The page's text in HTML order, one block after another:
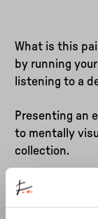
What is this
by running
listening to a
Presenting an
to mentally
collection.
A project in